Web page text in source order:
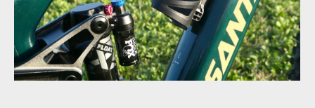
Chválit motor Bosch Gen 5 s 85 Nm kroutícího momentu není
třeba blíže představovat, etalon přirozené podpory šlapání
dominuje trhu ebiků a není tomu náhodou
Displej nehledej, Bosch System Controller dodá veškeré
potřebné informace, dojezd i rámcový stav baterie
Bezdrátové ovládání přepínání režimů, pro čistý kokpit